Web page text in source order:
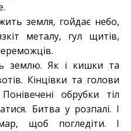
земля, гойдає небо,
металу, гул щитів,
землю. Як і кишки та
Кінцівки та голови
обрубки тіл
Битва у розпалі. І
щоб погледіти. І